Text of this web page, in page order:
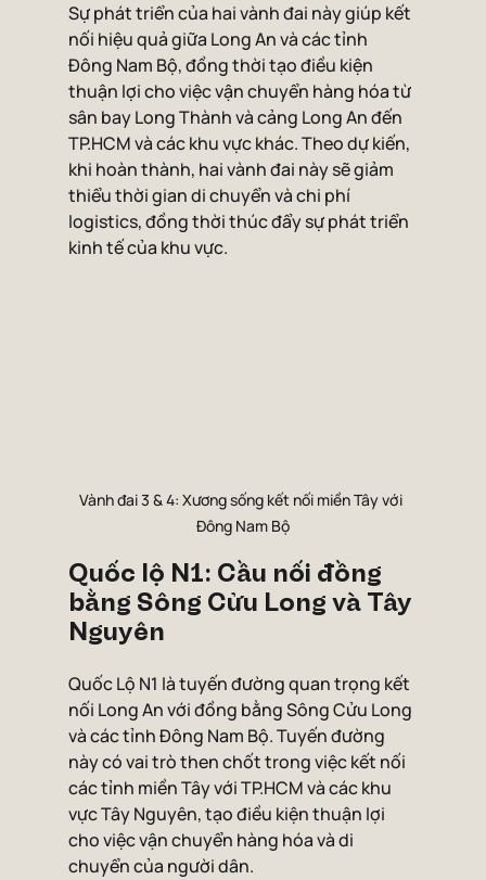
Sự phát triển của hai vành đai này giúp kết
nối hiệu quả giữa Long An và các tỉnh
Đông Nam Bộ, đồng thời tạo điều kiện
thuận lợi cho việc vận chuyển hàng hóa từ
sân bay Long Thành và cảng Long An đến
TP.HCM và các khu vực khác. Theo dự kiến,
khi hoàn thành, hai vành đai này sẽ giảm
thiểu thời gian di chuyển và chi phí
logistics, đồng thời thúc đẩy sự phát triển
kinh tế của khu vực.
Vành đai 3 & 4: Xương sống kết nối miền Tây với
Đông Nam Bộ
Quốc lộ N1: Cầu nối đồng
bằng Sông Cửu Long và Tây
Nguyên
Quốc Lộ N1 là tuyến đường quan trọng kết
nối Long An với đồng bằng Sông Cửu Long
và các tỉnh Đông Nam Bộ. Tuyến đường
này có vai trò then chốt trong việc kết nối
các tỉnh miền Tây với TP.HCM và các khu
vực Tây Nguyên, tạo điều kiện thuận lợi
cho việc vận chuyển hàng hóa và di
chuyển của người dân.